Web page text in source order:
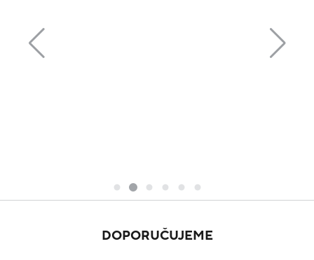
DOPORUČUJEME